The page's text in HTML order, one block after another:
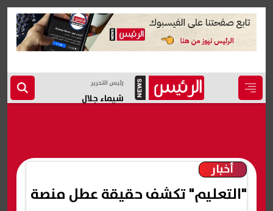
رئيس التحرير
شيماء جلال
أخبار
"التعليم" تكشف حقيقة عطل منصة